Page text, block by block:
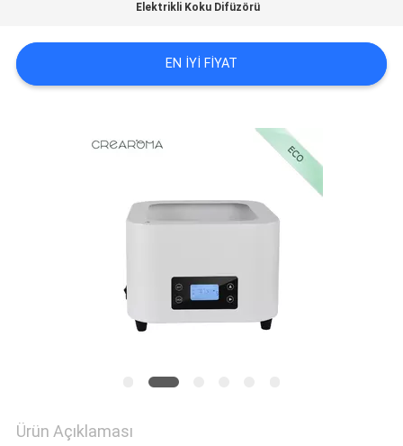
TURU
KONTROL
BIR
Elektrikli Koku Difüzörü
EN IYI FIYAT
Ürün Açıklaması